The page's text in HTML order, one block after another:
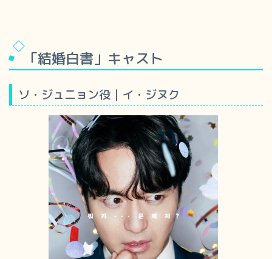
「結婚白書」キャスト
ソ・ジュニョン役｜イ・ジヌク